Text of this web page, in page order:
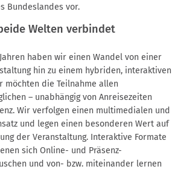
Bundeslandes vor.
Welten verbindet
haben wir einen Wandel von einer
hin zu einem hybriden, interaktiven
möchten die Teilnahme allen
– unabhängig von Anreisezeiten
Wir verfolgen einen multimedialen und
und legen einen besonderen Wert auf
der Veranstaltung. Interaktive Formate
sich Online- und Präsenz-
und von- bzw. miteinander lernen